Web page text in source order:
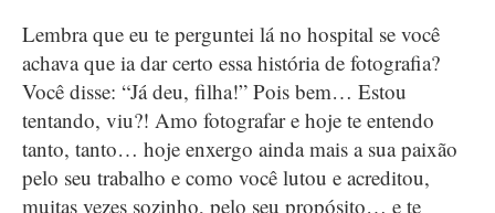
Lembra que eu te perguntei lá no hospital se você
achava que ia dar certo essa história de fotografia?
Você disse: “Já deu, filha!” Pois bem… Estou
tentando, viu?! Amo fotografar e hoje te entendo
tanto, tanto… hoje enxergo ainda mais a sua paixão
pelo seu trabalho e como você lutou e acreditou,
muitas vezes sozinho, pelo seu propósito… e te